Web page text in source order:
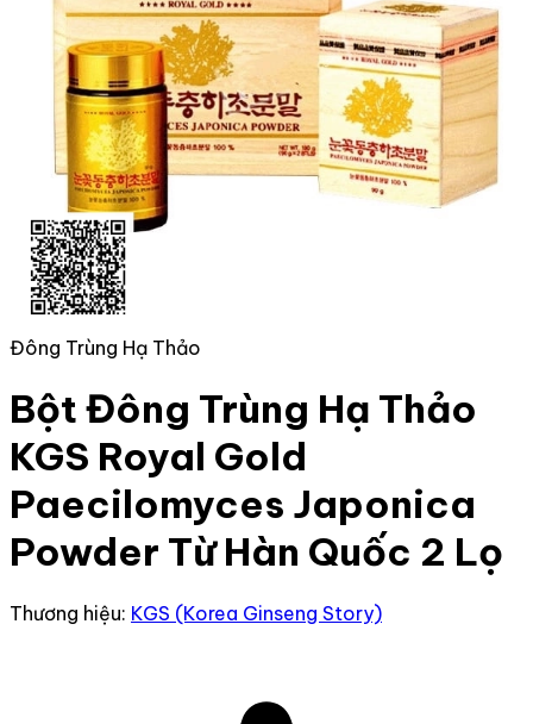
Đông Trùng Hạ Thảo
Bột Đông Trùng Hạ Thảo
KGS Royal Gold
Paecilomyces Japonica
Powder Từ Hàn Quốc 2 Lọ
Thương hiệu: KGS (Korea Ginseng Story)